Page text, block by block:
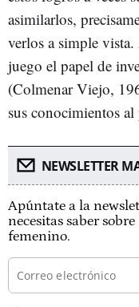
asimilarlos,
verlos a simple
juego el papel de
(Colmenar Viejo,
sus conocimientos
NEWSLETTER
Apúntate a la
necesitas saber
femenino.